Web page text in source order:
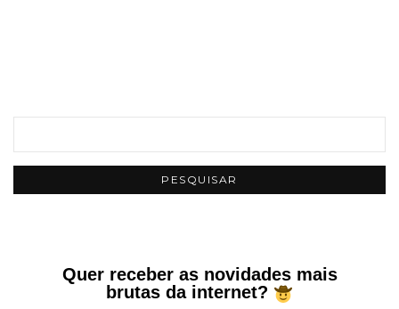
Quer receber as novidades mais
brutas da internet?